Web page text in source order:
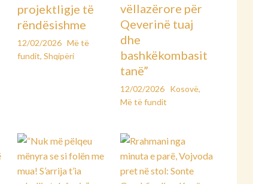
projektligje të
rëndësishme
12/02/2026 Më të
fundit,Shqipëri
vëllazërore për
Qeverinë tuaj
dhe
bashkëkombasit
tanë”
12/02/2026 Kosovë,
Më të fundit